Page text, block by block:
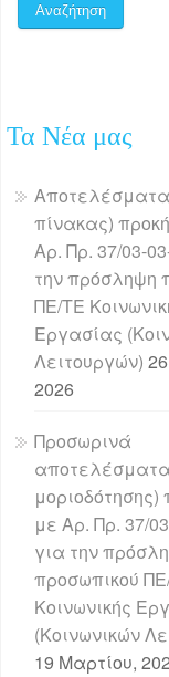
Τα Νέα μας
Αποτελέσματα
πίνακας)
Αρ. Πρ. 37/03-
την πρόσληψη
ΠΕ/ΤΕ
Εργασίας
Λειτουργών)
2026
Προσωρινά
μοριοδότησης)
με Αρ. Πρ. 37/
για την
προσωπικού
Κοινωνικής
(Κοινωνικών
19 Μαρτίου,